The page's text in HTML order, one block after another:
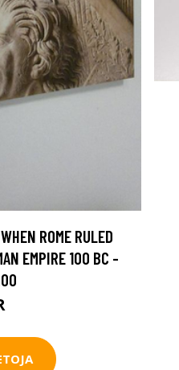
ROME RULED
EMPIRE 100 BC -